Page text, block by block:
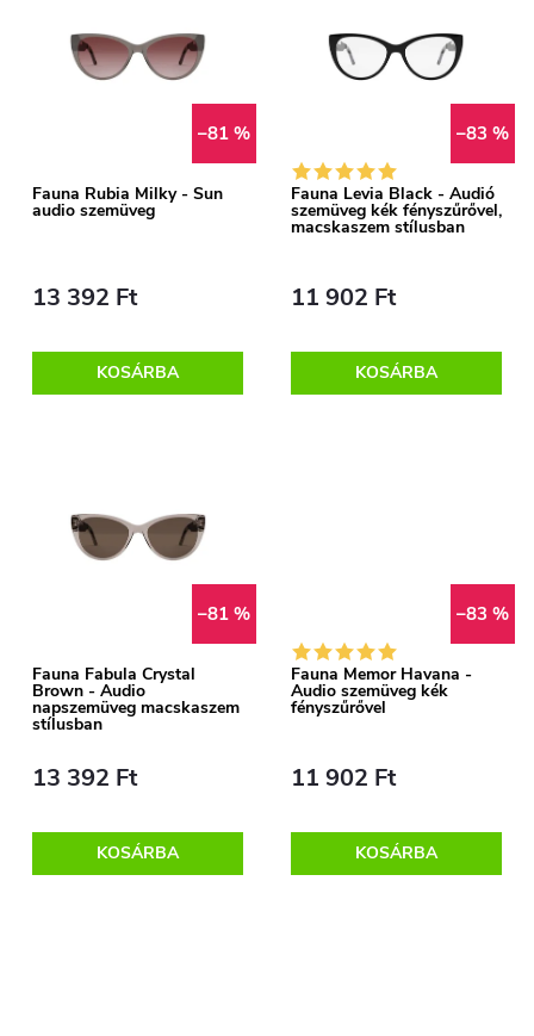
k
e
k
e
z
é
s
e
é
e
k
á
a
–81 %
Fauna Rubia Milky - Sun
audio szemüveg
13 392 Ft
KOSÁRBA
–83 %
Fauna Levia Black - Audió
szemüveg kék fényszűrővel,
macskaszem stílusban
11 902 Ft
KOSÁRBA
–81 %
Fauna Fabula Crystal
Brown - Audio
napszemüveg macskaszem
stílusban
13 392 Ft
KOSÁRBA
–83 %
Fauna Memor Havana -
Audio szemüveg kék
fényszűrővel
11 902 Ft
KOSÁRBA